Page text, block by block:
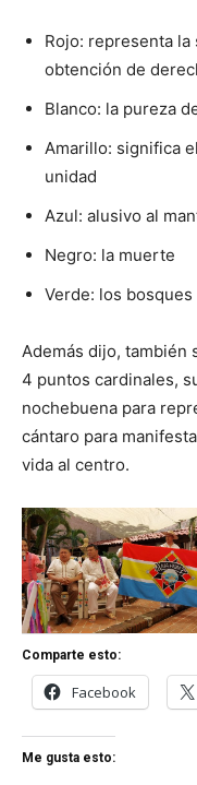
Rojo: representa la
obtención de
Blanco: la pureza
Amarillo: significa
unidad
Azul: alusivo al
Negro: la muerte
Verde: los bosques
Además dijo, también
4 puntos cardinales,
nochebuena para
cántaro para
vida al centro.
Comparte esto:
Facebook
Me gusta esto: